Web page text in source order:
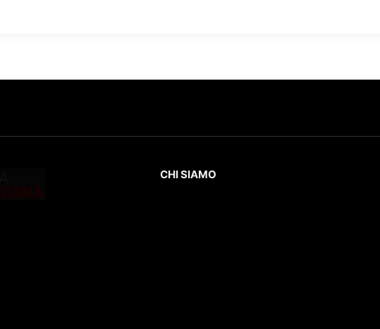
CHI SIAMO